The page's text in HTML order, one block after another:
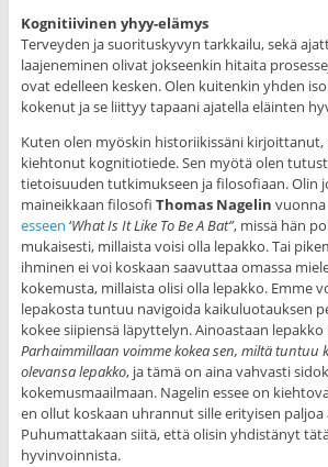
Kognitiivinen yhyy-elämys
Terveyden ja suorituskyvyn tarkkailu, sekä
laajeneminen olivat jokseenkin hitaita
ovat edelleen kesken. Olen kuitenkin yhden
kokenut ja se liittyy tapaani ajatella eläinten
Kuten olen myöskin historiikissäni
kiehtonut kognitiotiede. Sen myötä olen
tietoisuuden tutkimukseen ja filosofiaan. Olin
maineikkaan filosofi Thomas Nagelin vuonna
esseen ‘What Is It Like To Be A Bat”, missä hän
mukaisesti, millaista voisi olla lepakko. Tai
ihminen ei voi koskaan saavuttaa omassa
kokemusta, millaista olisi olla lepakko. Emme
lepakosta tuntuu navigoida kaikuluotauksen
kokee siipiensä läpyttelyn. Ainoastaan
Parhaimmillaan voimme kokea sen, miltä tuntuu
olevansa lepakko, ja tämä on aina vahvasti
kokemusmaailmaan. Nagelin essee on
en ollut koskaan uhrannut sille erityisen paljoa
Puhumattakaan siitä, että olisin yhdistänyt
hyvinvoinnista.